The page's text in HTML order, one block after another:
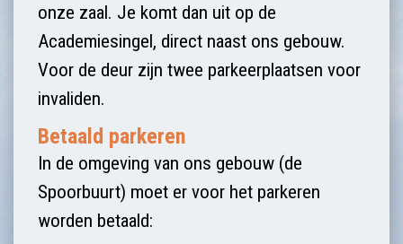
onze zaal. Je komt dan uit op de
Academiesingel, direct naast ons gebouw.
Voor de deur zijn twee parkeerplaatsen voor
invaliden.
Betaald parkeren
In de omgeving van ons gebouw (de
Spoorbuurt) moet er voor het parkeren
worden betaald: